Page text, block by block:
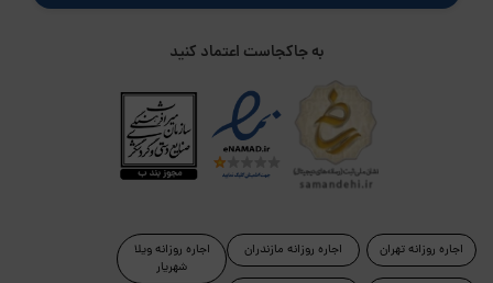
به جاکجاست اعتماد کنید
اجاره روزانه تهران اجاره روزانه مازندران
اجاره روزانه ویلا
شهریار